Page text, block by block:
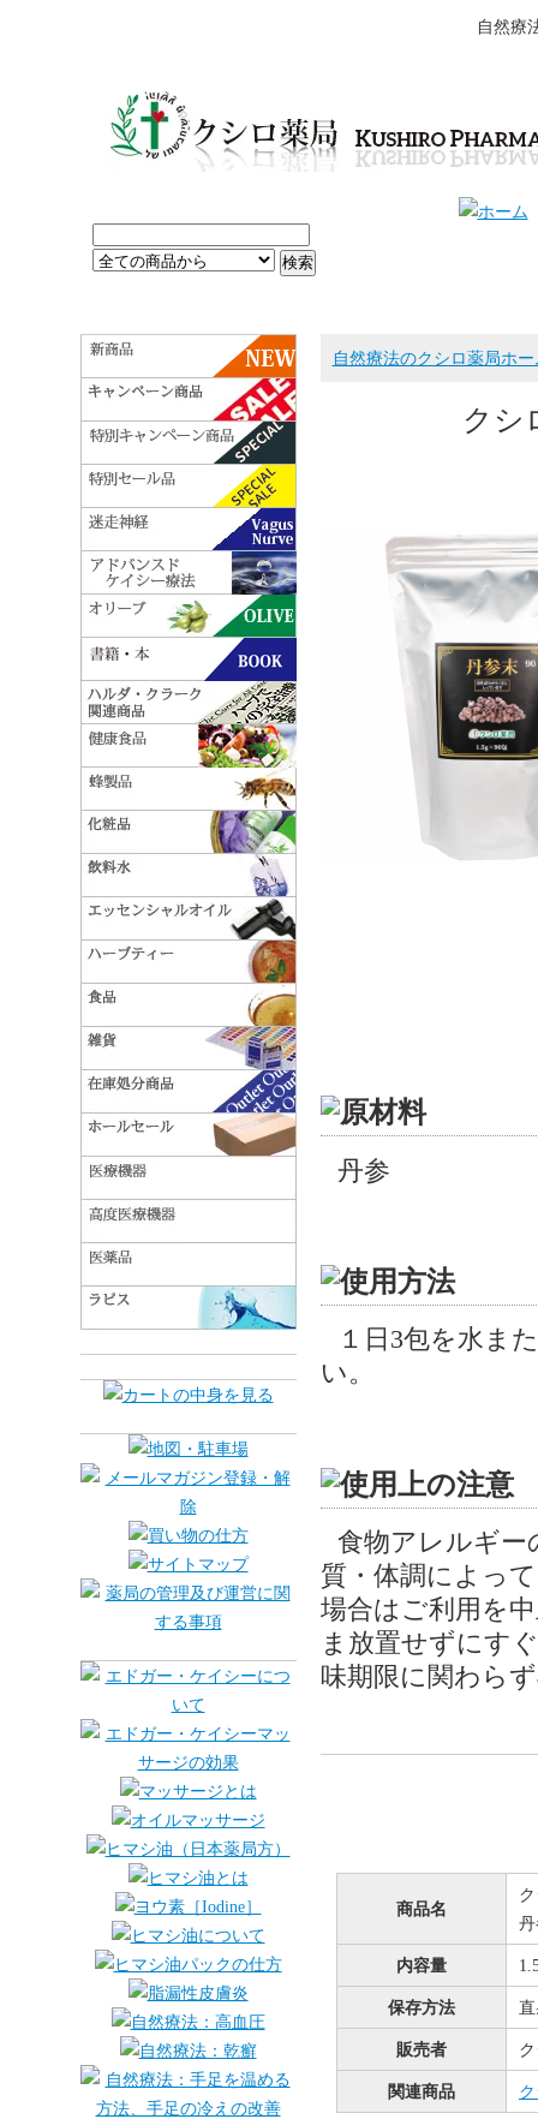
自然療
自然療法のクシロ薬局ホー
クシ
丹参
１日3包を水ま
い。
食物アレルギー
質・体調によっ
場合はご利用を
ま放置せずにす
味期限に関わら
商品名
内容量
保存方法
販売者
関連商品